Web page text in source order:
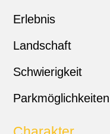
Erlebnis
Landschaft
Schwierigkeit
Parkmöglichkeiten